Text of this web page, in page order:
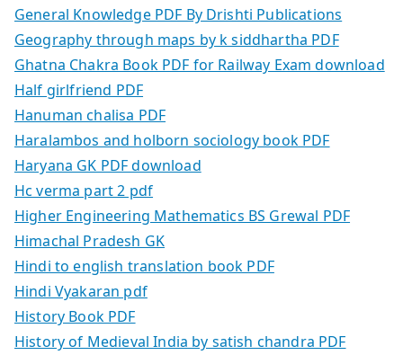
General Knowledge PDF By Drishti Publications
Geography through maps by k siddhartha PDF
Ghatna Chakra Book PDF for Railway Exam download
Half girlfriend PDF
Hanuman chalisa PDF
Haralambos and holborn sociology book PDF
Haryana GK PDF download
Hc verma part 2 pdf
Higher Engineering Mathematics BS Grewal PDF
Himachal Pradesh GK
Hindi to english translation book PDF
Hindi Vyakaran pdf
History Book PDF
History of Medieval India by satish chandra PDF